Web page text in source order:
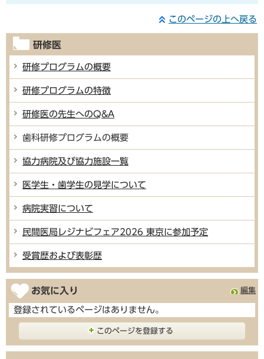
このページの上へ戻る
研修医
研修プログラムの概要
研修プログラムの特徴
研修医の先生へのQ&A
歯科研修プログラムの概要
協力病院及び協力施設一覧
医学生・歯学生の見学について
病院実習について
民間医局レジナビフェア2026 東京に参加予定
受賞歴および表彰歴
お気に入り 編集
登録されているページはありません。
このページを登録する